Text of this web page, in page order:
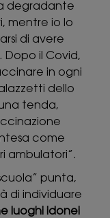
degradante
mentre io lo
di avere
il Covid,
in ogni
dello
tenda,
come
ambulatori”.
punta,
di individuare
luoghi idonei